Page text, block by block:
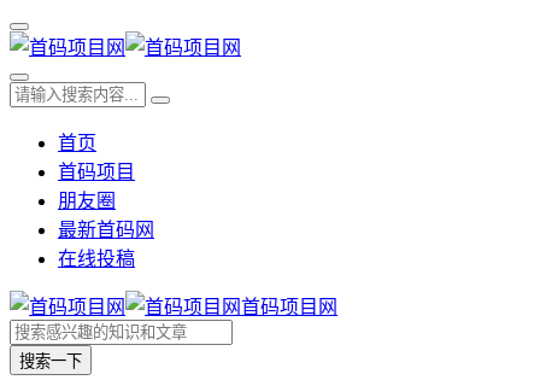
首页
首码项目
朋友圈
最新首码网
在线投稿
首码项目网
搜索一下